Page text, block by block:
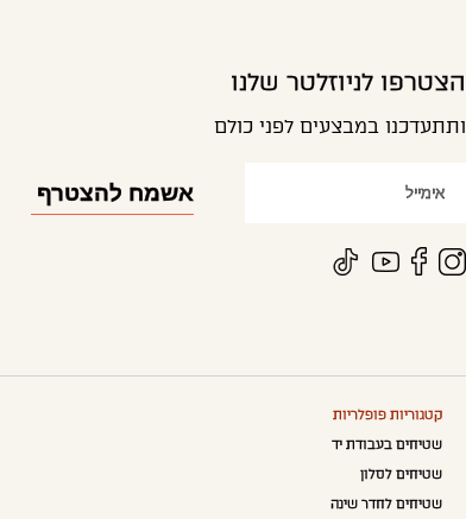
הצטרפו לניוזלטר שלנו
ותתעדכנו במבצעים לפני כולם
קטגוריות פופלריות
שטיחים בעבודת יד
שטיחים לסלון
שטיחים לחדר שינה